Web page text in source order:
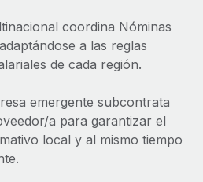
coordina Nóminas
a las reglas
de cada región.
emergente subcontrata
a para garantizar el
local y al mismo tiempo